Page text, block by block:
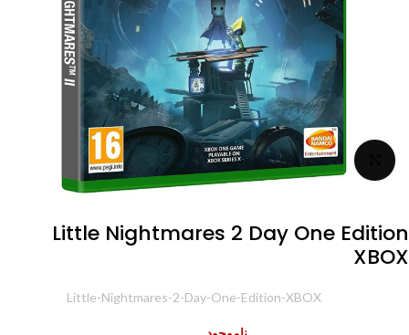
برای بزرگنمایی کلیک کنید
Little Nightmares 2 Day One Edition
XBOX
Little-Nightmares-2-Day-One-Edition-XBOX